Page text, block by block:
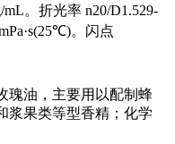
mL。折光率 n20/D1.529-
。闪点
瑰油，主要用以配制蜂
浆果类等型香精；化学